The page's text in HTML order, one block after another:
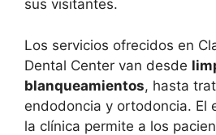
sus visitantes.
Los servicios ofrecidos en
Dental Center van desde
blanqueamientos, hasta
endodoncia y ortodoncia. El
la clínica permite a los